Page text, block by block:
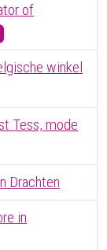
of
winkel
Tess, mode
Drachten
in